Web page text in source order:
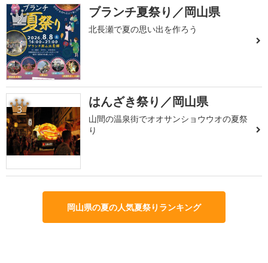
2 ブランチ夏祭り／岡山県
北長瀬で夏の思い出を作ろう
3 はんざき祭り／岡山県
山間の温泉街でオオサンショウウオの夏祭
り
岡山県の夏の人気夏祭りランキング